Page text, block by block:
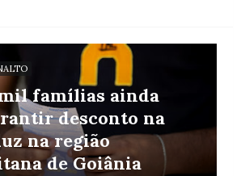
mil famílias ainda
desconto na
na região
de Goiânia